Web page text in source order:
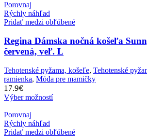
Porovnaj
Rýchly náhľad
Pridať medzi obľúbené
Regina Dámska nočná košeľa
červená, veľ. L
Tehotenské pyžama, košeľe, Tehotenské
ramienka, Móda pre mamičky
17.9€
Výber možností
Porovnaj
Rýchly náhľad
Pridať medzi obľúbené